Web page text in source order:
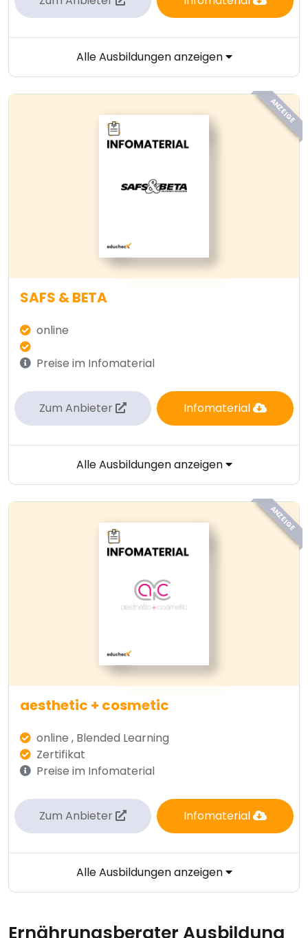
Alle Ausbildungen anzeigen
ANZEIGE
SAFS & BETA
online
Preise im Infomaterial
Zum Anbieter Infomaterial
Alle Ausbildungen anzeigen
ANZEIGE
aesthetic + cosmetic
online , Blended Learning
Zertifikat
Preise im Infomaterial
Zum Anbieter Infomaterial
Alle Ausbildungen anzeigen
Ernährungsberater Ausbildung